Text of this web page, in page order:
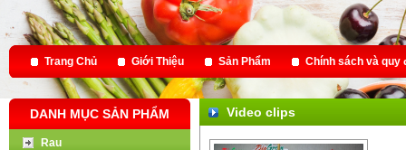
Trang Chủ Giới Thiệu Sản Phẩm Chính sách và quy
DANH MỤC SẢN PHẨM
Rau
Video clips